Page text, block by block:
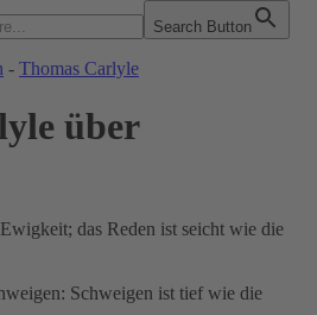
Search Button
- Thomas Carlyle
über
das Reden ist seicht wie die